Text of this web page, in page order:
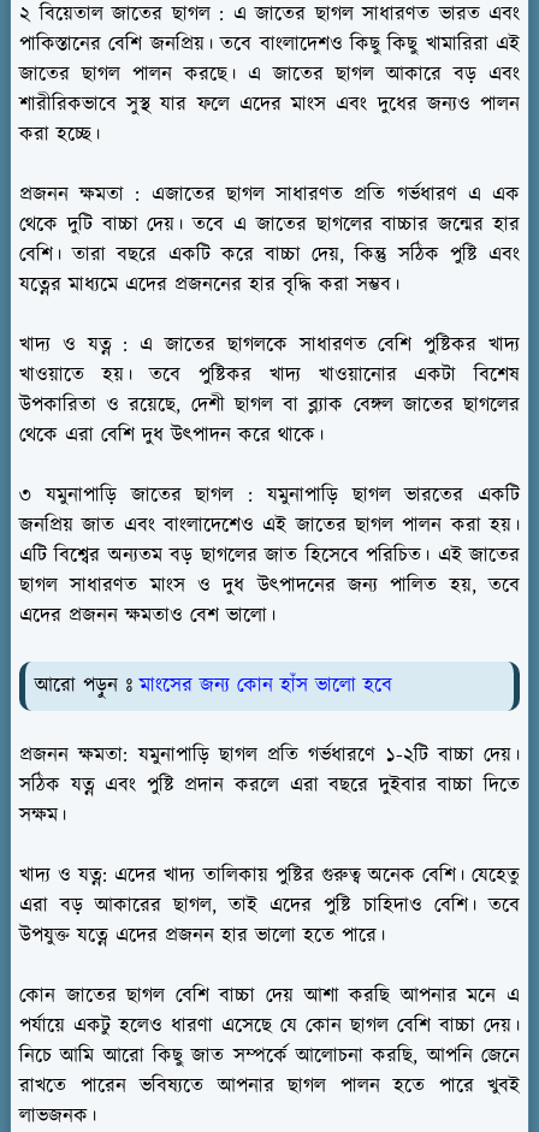
২ বিয়েতাল জাতের ছাগল : এ জাতের ছাগল সাধারণত ভারত এবং
পাকিস্তানের বেশি জনপ্রিয়। তবে বাংলাদেশও কিছু কিছু খামারিরা এই
জাতের ছাগল পালন করছে। এ জাতের ছাগল আকারে বড় এবং
শারীরিকভাবে সুস্থ যার ফলে এদের মাংস এবং দুধের জন্যও পালন
করা হচ্ছে।
প্রজনন ক্ষমতা : এজাতের ছাগল সাধারণত প্রতি গর্ভধারণ এ এক
থেকে দুটি বাচ্চা দেয়। তবে এ জাতের ছাগলের বাচ্চার জন্মের হার
বেশি। তারা বছরে একটি করে বাচ্চা দেয়, কিন্তু সঠিক পুষ্টি এবং
যত্নের মাধ্যমে এদের প্রজননের হার বৃদ্ধি করা সম্ভব।
খাদ্য ও যত্ন : এ জাতের ছাগলকে সাধারণত বেশি পুষ্টিকর খাদ্য
খাওয়াতে হয়। তবে পুষ্টিকর খাদ্য খাওয়ানোর একটা বিশেষ
উপকারিতা ও রয়েছে, দেশী ছাগল বা ব্ল্যাক বেঙ্গল জাতের ছাগলের
থেকে এরা বেশি দুধ উৎপাদন করে থাকে।
৩ যমুনাপাড়ি জাতের ছাগল : যমুনাপাড়ি ছাগল ভারতের একটি
জনপ্রিয় জাত এবং বাংলাদেশেও এই জাতের ছাগল পালন করা হয়।
এটি বিশ্বের অন্যতম বড় ছাগলের জাত হিসেবে পরিচিত। এই জাতের
ছাগল সাধারণত মাংস ও দুধ উৎপাদনের জন্য পালিত হয়, তবে
এদের প্রজনন ক্ষমতাও বেশ ভালো।
আরো পড়ুন ঃমাংসের জন্য কোন হাঁস ভালো হবে
প্রজনন ক্ষমতা: যমুনাপাড়ি ছাগল প্রতি গর্ভধারণে ১-২টি বাচ্চা দেয়।
সঠিক যত্ন এবং পুষ্টি প্রদান করলে এরা বছরে দুইবার বাচ্চা দিতে
সক্ষম।
খাদ্য ও যত্ন: এদের খাদ্য তালিকায় পুষ্টির গুরুত্ব অনেক বেশি। যেহেতু
এরা বড় আকারের ছাগল, তাই এদের পুষ্টি চাহিদাও বেশি। তবে
উপযুক্ত যত্নে এদের প্রজনন হার ভালো হতে পারে।
কোন জাতের ছাগল বেশি বাচ্চা দেয় আশা করছি আপনার মনে এ
পর্যায়ে একটু হলেও ধারণা এসেছে যে কোন ছাগল বেশি বাচ্চা দেয়।
নিচে আমি আরো কিছু জাত সম্পর্কে আলোচনা করছি, আপনি জেনে
রাখতে পারেন ভবিষ্যতে আপনার ছাগল পালন হতে পারে খুবই
লাভজনক।